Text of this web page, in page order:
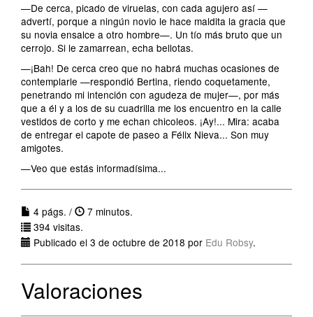
—De cerca, picado de viruelas, con cada agujero así —
advertí, porque a ningún novio le hace maldita la gracia que
su novia ensalce a otro hombre—. Un tío más bruto que un
cerrojo. Si le zamarrean, echa bellotas.
—¡Bah! De cerca creo que no habrá muchas ocasiones de
contemplarle —respondió Bertina, riendo coquetamente,
penetrando mi intención con agudeza de mujer—, por más
que a él y a los de su cuadrilla me los encuentro en la calle
vestidos de corto y me echan chicoleos. ¡Ay!... Mira: acaba
de entregar el capote de paseo a Félix Nieva... Son muy
amigotes.
—Veo que estás informadísima...
4 págs. /
7 minutos.
394 visitas.
Publicado el 3 de octubre de 2018 por Edu Robsy.
Valoraciones